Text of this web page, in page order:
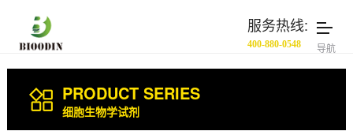
服务热线:
400-880-0548 导航
PRODUCT SERIES
细胞生物学试剂